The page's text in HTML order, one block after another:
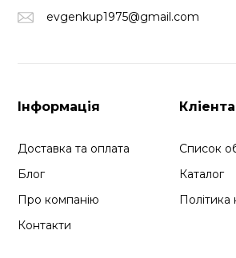
evgenkup1975@gmail.com
Інформація
Доставка та оплата
Блог
Про компанію
Контакти
Список
Каталог
Політика